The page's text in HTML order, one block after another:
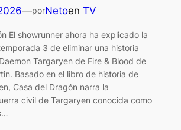
—porNetoen TV
El showrunner ahora ha explicado la
3 de eliminar una historia
Targaryen de Fire & Blood de
Basado en el libro de historia de
Casa del Dragón narra la
civil de Targaryen conocida como